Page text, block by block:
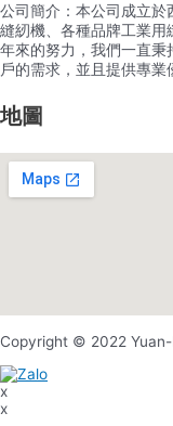
公司簡介：本公司成立
縫紉機、各種品牌工業用
年來的努力，我們一直秉
戶的需求，並且提供專
地圖
Copyright © 2022
x
x